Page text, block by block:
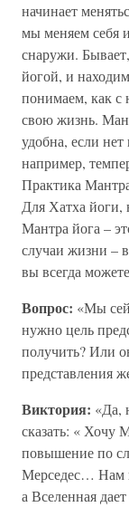
начинает
мы меняем себя
снаружи.
йогой, и
понимаем, как с
свою жизнь.
удобна, если
например,
Практика
Для Хатха йоги,
Мантра йога –
случаи жизни –
вы всегда
Вопрос: «Мы
нужно цель
получить? Или
представления
Виктория: «Да,
сказать: « Хочу
повышение по
Мерседес… Нам
а Вселенная